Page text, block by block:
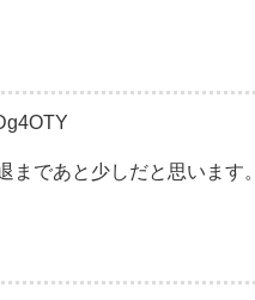
まであと少しだと思います。